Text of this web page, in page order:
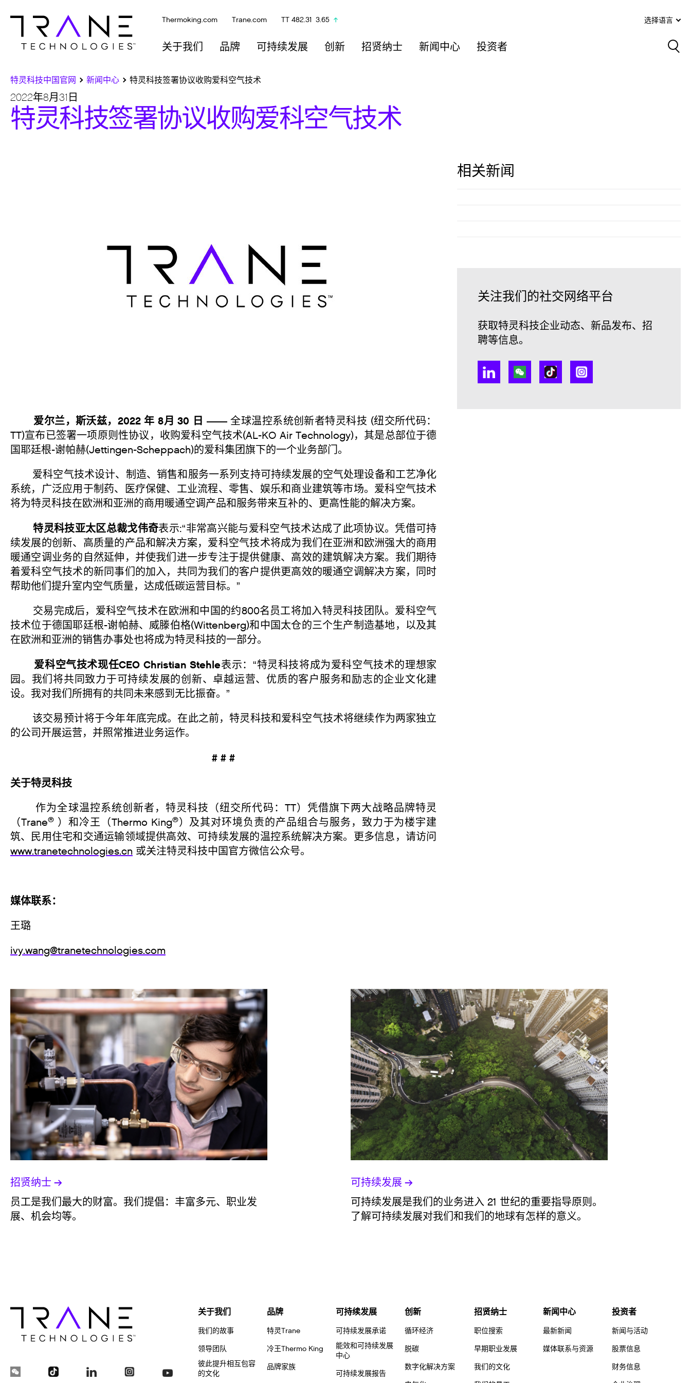
关于我们 品牌 可持续发展 创新 招贤纳士 新闻中心 投资者
选择语言
Thermoking.com Trane.com TT 482.31 3.65
特灵科技中国官网 新闻中心 特灵科技签署协议收购爱科空气技术
2022年8月31日
特灵科技签署协议收购爱科空气技术
爱尔兰，斯沃兹，2022 年 8月 30 日 ——全球温控系统创新者特灵科技 (纽交所代码：
TT)宣布已签署一项原则性协议，收购爱科空气技术(AL-KO Air Technology)，其是总部位于德
国耶廷根-谢帕赫(Jettingen-Scheppach)的爱科集团旗下的一个业务部门。
爱科空气技术设计、制造、销售和服务一系列支持可持续发展的空气处理设备和工艺净化
系统，广泛应用于制药、医疗保健、工业流程、零售、娱乐和商业建筑等市场。爱科空气技术
将为特灵科技在欧洲和亚洲的商用暖通空调产品和服务带来互补的、更高性能的解决方案。
特灵科技亚太区总裁戈伟奇表示:“非常高兴能与爱科空气技术达成了此项协议。凭借可持
续发展的创新、高质量的产品和解决方案，爱科空气技术将成为我们在亚洲和欧洲强大的商用
暖通空调业务的自然延伸，并使我们进一步专注于提供健康、高效的建筑解决方案。我们期待
着爱科空气技术的新同事们的加入，共同为我们的客户提供更高效的暖通空调解决方案，同时
帮助他们提升室内空气质量，达成低碳运营目标。”
交易完成后，爱科空气技术在欧洲和中国的约800名员工将加入特灵科技团队。爱科空气
技术位于德国耶廷根-谢帕赫、威滕伯格(Wittenberg)和中国太仓的三个生产制造基地，以及其
在欧洲和亚洲的销售办事处也将成为特灵科技的一部分。
爱科空气技术现任CEO Christian Stehle表示：“特灵科技将成为爱科空气技术的理想家
园。我们将共同致力于可持续发展的创新、卓越运营、优质的客户服务和励志的企业文化建
设。我对我们所拥有的共同未来感到无比振奋。”
该交易预计将于今年年底完成。在此之前，特灵科技和爱科空气技术将继续作为两家独立
的公司开展运营，并照常推进业务运作。
# # #
关于特灵科技
作为全球温控系统创新者，特灵科技（纽交所代码：TT）凭借旗下两大战略品牌特灵
（Trane®）和冷王（Thermo King®）及其对环境负责的产品组合与服务，致力于为楼宇建
筑、民用住宅和交通运输领域提供高效、可持续发展的温控系统解决方案。更多信息，请访问
www.tranetechnologies.cn 或关注特灵科技中国官方微信公众号。
媒体联系：
王璐
ivy.wang@tranetechnologies.com
相关新闻
关注我们的社交网络平台
获取特灵科技企业动态、新品发布、招
聘等信息。
招贤纳士
员工是我们最大的财富。我们提倡：丰富多元、职业发
展、机会均等。
可持续发展
可持续发展是我们的业务进入 21 世纪的重要指导原则。
了解可持续发展对我们和我们的地球有怎样的意义。
关于我们
我们的故事
领导团队
彼此提升相互包容
的文化
品牌
特灵Trane
冷王Thermo King
品牌家族
可持续发展
可持续发展承诺
能效和可持续发展
中心
可持续发展报告
创新
循环经济
脱碳
数字化解决方案
招贤纳士
职位搜索
早期职业发展
我们的文化
新闻中心
最新新闻
媒体联系与资源
投资者
新闻与活动
股票信息
财务信息